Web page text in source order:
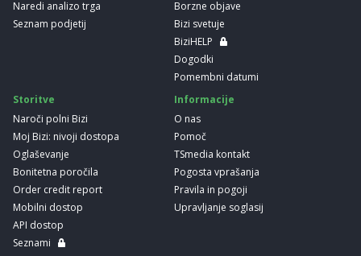
Naredi analizo trga
Seznam podjetij
Borzne objave
Bizi svetuje
BiziHELP
Dogodki
Pomembni datumi
Storitve
Naroči polni Bizi
Moj Bizi: nivoji dostopa
Oglaševanje
Bonitetna poročila
Order credit report
Mobilni dostop
API dostop
Seznami
Informacije
O nas
Pomoč
TSmedia kontakt
Pogosta vprašanja
Pravila in pogoji
Upravljanje soglasij